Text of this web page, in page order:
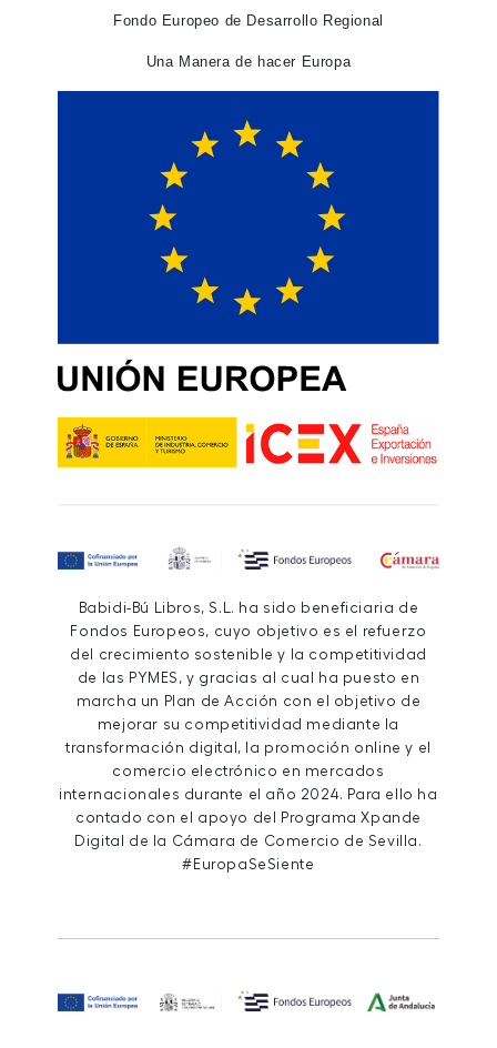
Fondo Europeo de Desarrollo Regional
Una Manera de hacer Europa
Babidi-Bú Libros, S.L. ha sido beneficiaria de
Fondos Europeos, cuyo objetivo es el refuerzo
del crecimiento sostenible y la competitividad
de las PYMES, y gracias al cual ha puesto en
marcha un Plan de Acción con el objetivo de
mejorar su competitividad mediante la
transformación digital, la promoción online y el
comercio electrónico en mercados
internacionales durante el año 2024. Para ello ha
contado con el apoyo del Programa Xpande
Digital de la Cámara de Comercio de Sevilla.
#EuropaSeSiente